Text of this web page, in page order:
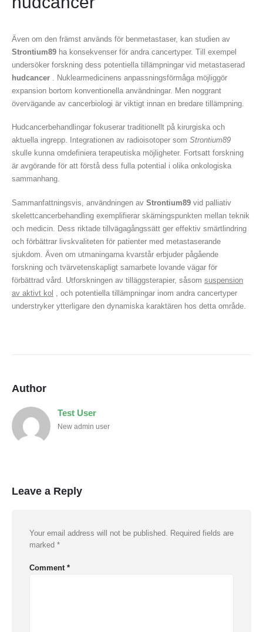
Även om den främst används för benmetastaser, kan studien av
Strontium89 ha konsekvenser för andra cancertyper. Till exempel
undersöker forskning dess potentiella tillämpningar vid metastaserad
hudcancer . Nuklearmedicinens anpassningsförmåga möjliggör
expansion bortom konventionella användningar. Men noggrant
övervägande av cancerbiologi är viktigt innan en bredare tillämpning.
Hudcancerbehandlingar fokuserar traditionellt på kirurgiska och
aktuella ingrepp. Integrationen av radioisotoper som Strontium89
skulle kunna omdefiniera terapeutiska möjligheter. Fortsatt forskning
är avgörande för att förstå dess fulla potential i olika onkologiska
sammanhang.
Sammanfattningsvis, användningen av Strontium89 vid palliativ
skelettcancerbehandling exemplifierar skärningspunkten mellan teknik
och medicin. Dess riktade tillvägagångssätt ger effektiv smärtlindring
och förbättrar livskvaliteten för patienter med metastaserande
sjukdom. Även om utmaningarna kvarstår erbjuder pågående
forskning och tvärvetenskapligt samarbete lovande vägar för
förbättrad vård. Utforskningen av tilläggsterapier, såsom suspension
av aktivt kol
, och potentiella tillämpningar inom andra cancertyper
understryker ytterligare den dynamiska karaktären hos detta område.
Author
Test User
New admin user
Leave a Reply
Your email address will not be published.
Required fields are
marked *
Comment *